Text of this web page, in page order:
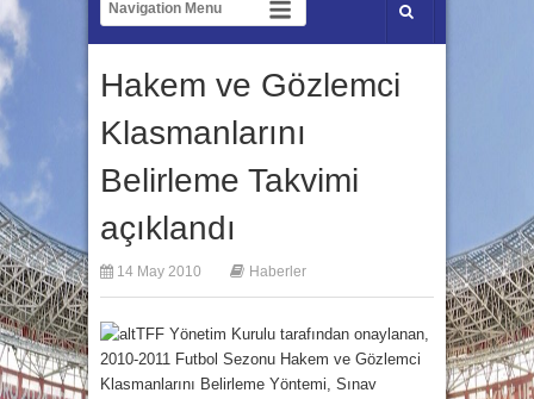
Hakem ve Gözlemci
Klasmanlarını
Belirleme Takvimi
açıklandı
14 May 2010 Haberler
TFF Yönetim Kurulu tarafından onaylanan,
2010-2011 Futbol Sezonu Hakem ve Gözlemci
Klasmanlarını Belirleme Yöntemi, Sınav